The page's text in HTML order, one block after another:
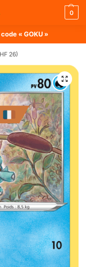
0
« GOKU »
26)